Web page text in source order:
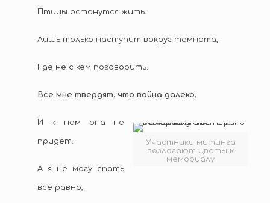
Птицы останутся жить.
Лишь только наступит вокруг темнота,
Где не с кем поговорить.
Все мне твердят, что война далеко,
Участники митинга
возлагают цветы к
мемориалу
И к нам она не
придёт.
А я не могу спать
всё равно,